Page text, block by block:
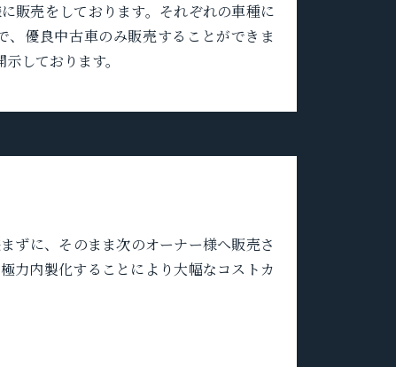
販売をしております。それぞれの車種に
優良中古車のみ販売することができま
しております。
ずに、そのまま次のオーナー様へ販売さ
力内製化することにより大幅なコストカ